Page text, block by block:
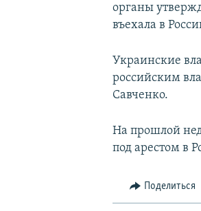
органы
въехала в
Украинские
российским
Савченко.
На прошлой
под арестом в
Поделиться